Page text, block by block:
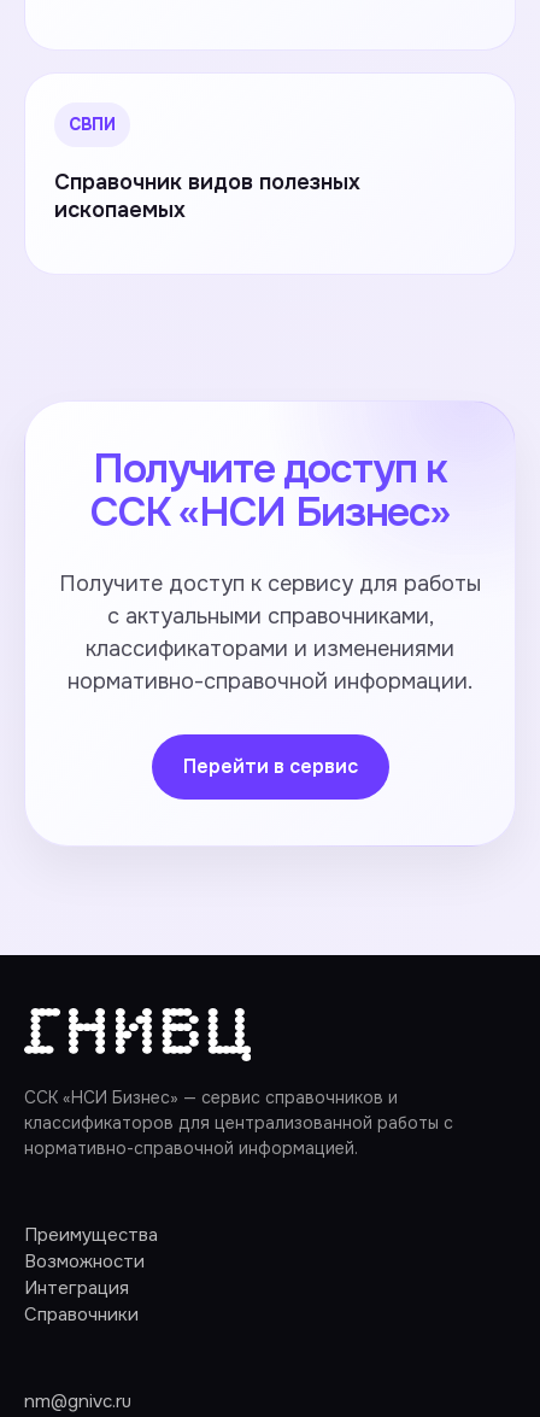
СВПИ
Справочник видов полезных
ископаемых
Получите доступ к
ССК «НСИ Бизнес»
Получите доступ к сервису для работы
с актуальными справочниками,
классификаторами и изменениями
нормативно-справочной информации.
Перейти в сервис
ССК «НСИ Бизнес» — сервис справочников и
классификаторов для централизованной работы с
нормативно-справочной информацией.
Преимущества
Возможности
Интеграция
Справочники
nm@gnivc.ru